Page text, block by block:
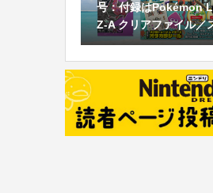
号：付録はPokémon
Z-A クリアファイル／